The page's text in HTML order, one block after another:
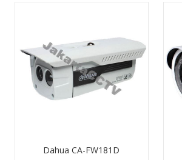
Dahua CA-FW181D